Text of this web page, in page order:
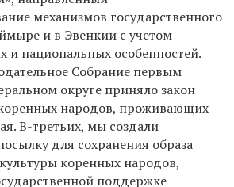
механизмов государственного
и в Эвенкии с учетом
и национальных особенностей.
Собрание первым
округе приняло закон
народов, проживающих
В-третьих, мы создали
для сохранения образа
коренных народов,
поддержке